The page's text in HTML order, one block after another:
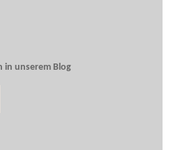
in unserem Blog